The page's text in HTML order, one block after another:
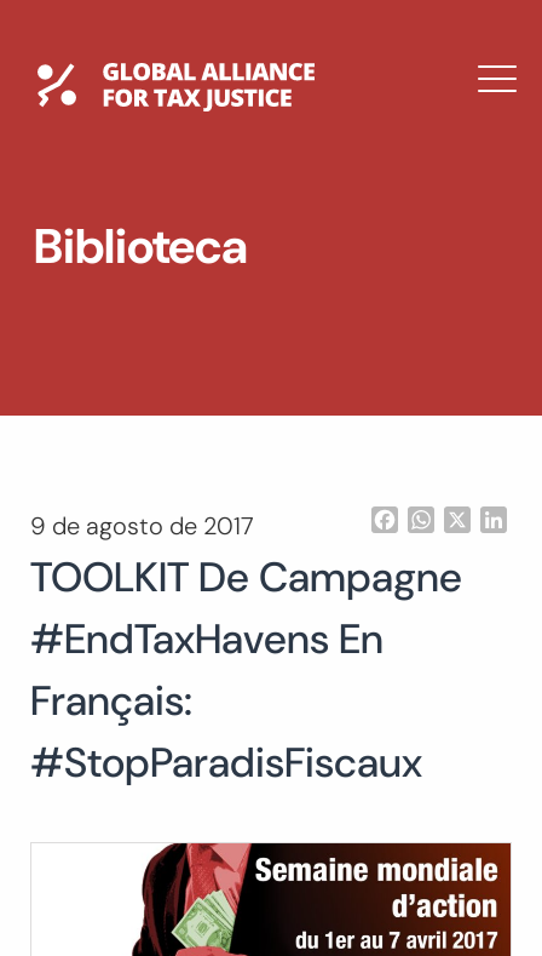
contenidoGlobal Tax Justice
DROPDOWN
Buscar:
Biblioteca
9 de agosto de 2017 FacebookWhatsApp
TOOLKIT De Campagne
#EndTaxHavens En
Français:
#StopParadisFiscaux